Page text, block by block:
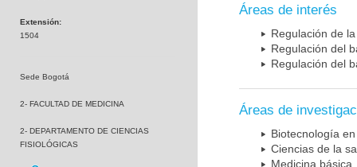
Extensión:
1504
Sede Bogotá
2- FACULTAD DE MEDICINA
2- DEPARTAMENTO DE CIENCIAS
FISIOLÓGICAS
Áreas de interés
Regulación de
Regulación del
Regulación del
Áreas de
Biotecnología
Ciencias de la
Medicina básica